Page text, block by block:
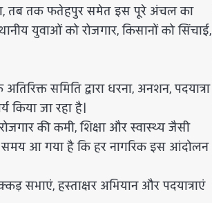
तब तक फतेहपुर समेत इस पूरे अंचल का
युवाओं को रोजगार, किसानों को सिंचाई,
समिति द्वारा धरना, अनशन, पदयात्रा
किया जा रहा है।
की कमी, शिक्षा और स्वास्थ्य जैसी
समय आ गया है कि हर नागरिक इस आंदोलन
सभाएं, हस्ताक्षर अभियान और पदयात्राएं